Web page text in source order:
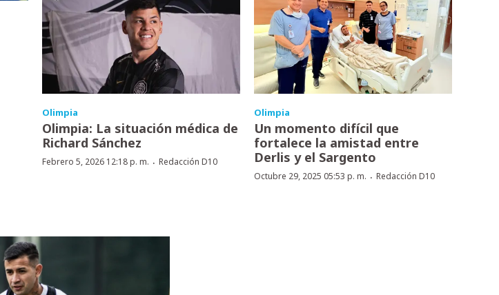
Olimpia
Olimpia: La situación médica de
Richard Sánchez
Febrero 5, 2026 12:18 p. m. · Redacción D10
Olimpia
Un momento difícil que
fortalece la amistad entre
Derlis y el Sargento
Octubre 29, 2025 05:53 p. m. · Redacción D10